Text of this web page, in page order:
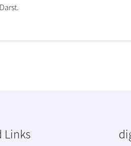
Links